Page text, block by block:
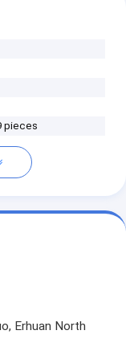
pieces
Erhuan North